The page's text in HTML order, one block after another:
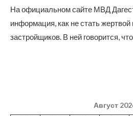
На официальном сайте МВД
информация, как не стать
застройщиков. В ней говорится,
Август